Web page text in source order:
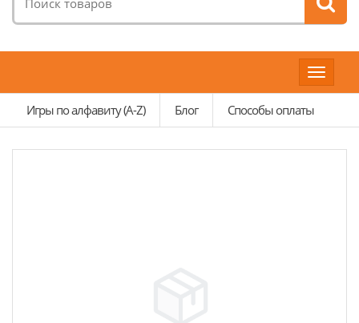
товаров:
Toggle
Игры по алфавиту (A-Z)
Блог Способы оплаты